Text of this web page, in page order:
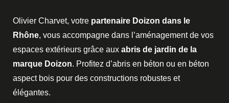
Olivier Charvet, votre partenaire Doizon dans le
Rhône, vous accompagne dans l’aménagement de vos
espaces extérieurs grâce aux abris de jardin de la
marque Doizon. Profitez d’abris en béton ou en béton
aspect bois pour des constructions robustes et
élégantes.